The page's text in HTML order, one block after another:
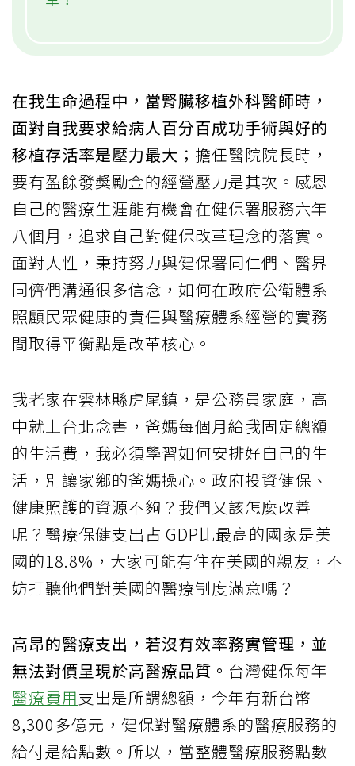
在我生命過程中，當腎臟移植外科醫師時，
面對自我要求給病人百分百成功手術與好的
移植存活率是壓力最大 ；擔任醫院院長時，
要有盈餘發獎勵金的經營壓力是其次。感恩
自己的醫療生涯能有機會在健保署服務六年
八個月，追求自己對健保改革理念的落實。
面對人性，秉持努力與健保署同仁們、醫界
同儕們溝通很多信念，如何在政府公衛體系
照顧民眾健康的責任與醫療體系經營的實務
間取得平衡點是改革核心。
我老家在雲林縣虎尾鎮，是公務員家庭，高
中就上台北念書，爸媽每個月給我固定總額
的生活費，我必須學習如何安排好自己的生
活，別讓家鄉的爸媽操心。政府投資健保、
健康照護的資源不夠？我們又該怎麼改善
呢？醫療保健支出占 GDP比最高的國家是美
國的18.8%，大家可能有住在美國的親友，不
妨打聽他們對美國的醫療制度滿意嗎？
高昂的醫療支出，若沒有效率務實管理，並
無法對價呈現於高醫療品質。 台灣健保每年
醫療費用支出是所謂總額，今年有新台幣
8,300多億元，健保對醫療體系的醫療服務的
給付是給點數。所以，當整體醫療服務點數